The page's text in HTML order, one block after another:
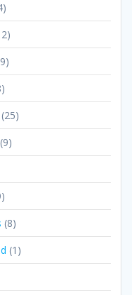
(25)
(9)
(8)
(1)